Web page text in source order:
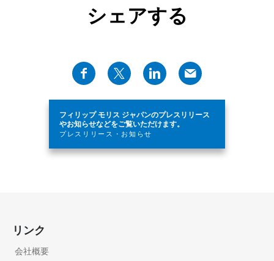
シェアする
フィリップ モリス ジャパンのプレスリリース
やお知らせなどをご覧いただけます。
プレスリリース・お知らせ
リンク
会社概要